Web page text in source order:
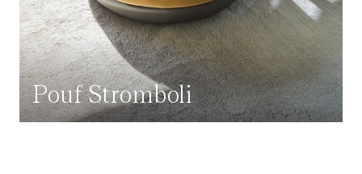
Pouf Stromboli